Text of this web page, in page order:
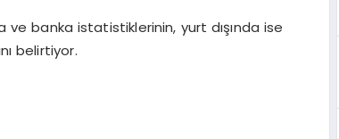
banka istatistiklerinin, yurt dışında ise
belirtiyor.